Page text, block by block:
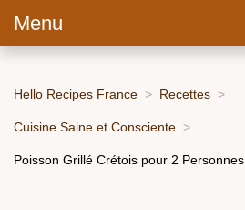
Menu
Hello Recipes France Recettes
Cuisine Saine et Consciente
Poisson Grillé Crétois pour 2 Personnes